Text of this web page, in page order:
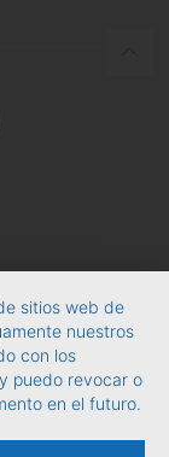
sitios web de
nuestros
con los
puedo revocar o
en el futuro.